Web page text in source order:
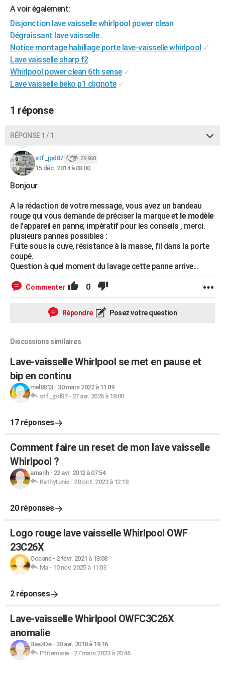
Destinations
City break
Voyage nature
Voyage de noces
Forum
Climat
+PHOTO
GUIDES D'ACHAT
BONS PLANS
CARTE DE VOEUX
Dictionnaire
Biographies
Citations
Expressions
Proverbes
PROGRAMME TV
COPAINS D'AVANT
S'inscrire
Se connecter
Lycées
Collèges
Primaires
Universités
Entreprises
Service militaire
Avis de recherche
AVIS DE DÉCÈS
FORUM
A voir également:
Disjonction lave vaisselle whirlpool power clean
Dégraissant lave vaisselle
Notice montage habillage porte lave-vaisselle whirlpool ✓
Lave vaisselle sharp f2
Whirlpool power clean 6th sense ✓
Lave vaisselle beko p1 clignote ✓
1 réponse
RÉPONSE 1 / 1
stf_jpd87 29 968
15 déc. 2014 à 08:00
Bonjour
A la rédaction de votre message, vous avez un bandeau
rouge qui vous demande de préciser la marque et le modèle
de l'appareil en panne; impératif pour les conseils , merci.
plusieurs pannes possibles :
Fuite sous la cuve, résistance à la masse, fil dans la porte
coupé.
Question à quel moment du lavage cette panne arrive...
Commenter 0
Répondre Posez votre question
Discussions similaires
Lave-vaisselle Whirlpool se met en pause et
bip en continu
mel8813- 30 mars 2022 à 11:09
stf_jpd87- 27 avr. 2026 à 18:00
17 réponses
Comment faire un reset de mon lave vaisselle
Whirlpool ?
amarih- 22 avr. 2012 à 07:54
Kathytunis- 28 oct. 2023 à 12:18
20 réponses
Logo rouge lave vaisselle Whirlpool OWF
23C26X
Oceane- 2 févr. 2021 à 13:08
Ma- 10 nov. 2025 à 11:03
2 réponses
Lave-vaisselle Whirlpool OWFC3C26X
anomalie
BaazDe- 30 avr. 2018 à 19:16
Ptitemarie- 27 mars 2023 à 20:46